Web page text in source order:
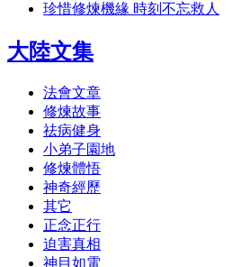
珍惜修煉機緣 時刻不忘救人
大陸文集
法會文章
修煉故事
祛病健身
小弟子園地
修煉體悟
神奇經歷
其它
正念正行
迫害真相
神目如電